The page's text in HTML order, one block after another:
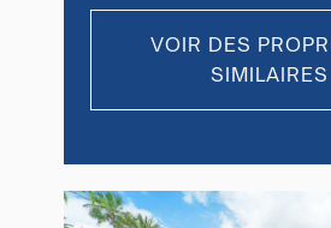
VOIR DES
SIMILAIRES